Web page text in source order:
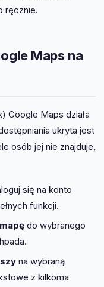
ręcznie.
Maps na
Google Maps działa
ukryta jest
osób jej nie znajduje,
się na konto
funkcji.
do wybranego
na wybraną
z kilkoma